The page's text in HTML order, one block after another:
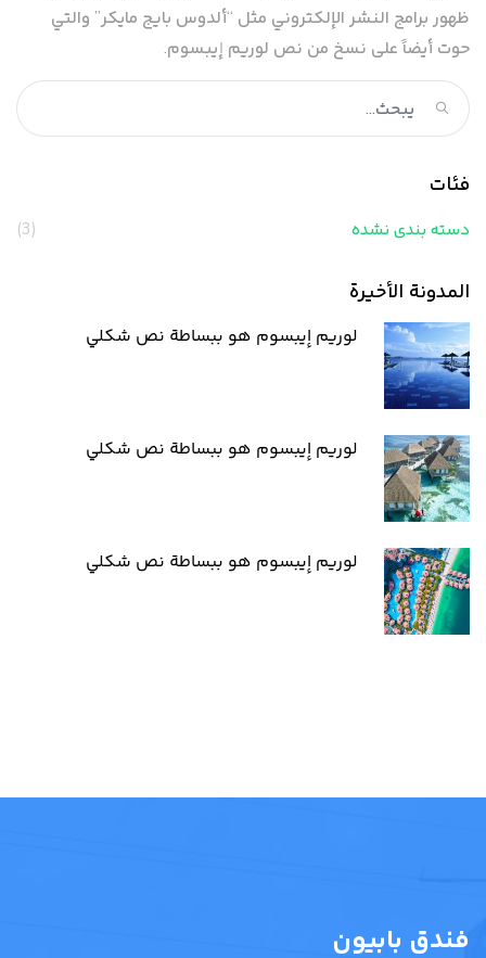
ظهور برامج النشر الإلكتروني مثل “ألدوس بايج مايكر” والتي
حوت أيضاً على نسخ من نص لوريم إيبسوم.
فئات
دسته بندی نشده (3)
المدونة الأخيرة
لوريم إيبسوم هو ببساطة نص شكلي
لوريم إيبسوم هو ببساطة نص شكلي
لوريم إيبسوم هو ببساطة نص شكلي
فندق بابيون